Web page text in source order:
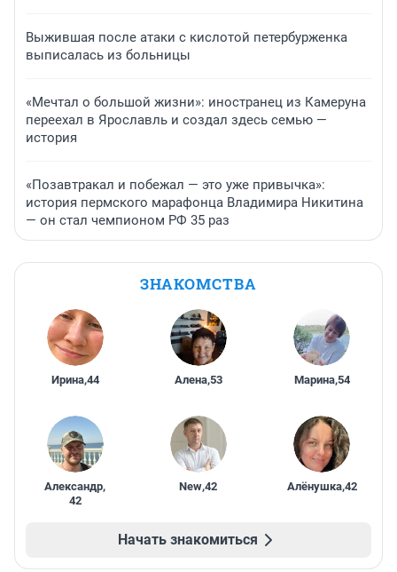
Выжившая после атаки с кислотой петербурженка
выписалась из больницы
«Мечтал о большой жизни»: иностранец из Камеруна
переехал в Ярославль и создал здесь семью —
история
«Позавтракал и побежал — это уже привычка»:
история пермского марафонца Владимира Никитина
— он стал чемпионом РФ 35 раз
ЗНАКОМСТВА
Ирина,44 Алена,53 Марина,54
Александр,
42
New,42 Алёнушка,42
Начать знакомиться